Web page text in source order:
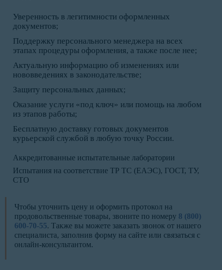
Уверенность в легитимности оформленных
документов;
Поддержку персонального менеджера на всех
этапах процедуры оформления, а также после нее;
Актуальную информацию об изменениях или
нововведениях в законодательстве;
Защиту персональных данных;
Оказание услуги «под ключ» или помощь на любом
из этапов работы;
Бесплатную доставку готовых документов
курьерской службой в любую точку России.
Аккредитованные испытательные лаборатории
Испытания на соответствие ТР ТС (ЕАЭС), ГОСТ, ТУ,
СТО
Чтобы уточнить цену и оформить протокол на
продовольственные товары, звоните по номеру 8 (800)
600-70-55. Также вы можете заказать звонок от нашего
специалиста, заполнив форму на сайте или связаться с
онлайн-консультантом.